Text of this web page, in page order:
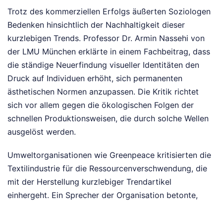
Trotz des kommerziellen Erfolgs äußerten Soziologen
Bedenken hinsichtlich der Nachhaltigkeit dieser
kurzlebigen Trends. Professor Dr. Armin Nassehi von
der LMU München erklärte in einem Fachbeitrag, dass
die ständige Neuerfindung visueller Identitäten den
Druck auf Individuen erhöht, sich permanenten
ästhetischen Normen anzupassen. Die Kritik richtet
sich vor allem gegen die ökologischen Folgen der
schnellen Produktionsweisen, die durch solche Wellen
ausgelöst werden.
Umweltorganisationen wie Greenpeace kritisierten die
Textilindustrie für die Ressourcenverschwendung, die
mit der Herstellung kurzlebiger Trendartikel
einhergeht. Ein Sprecher der Organisation betonte,